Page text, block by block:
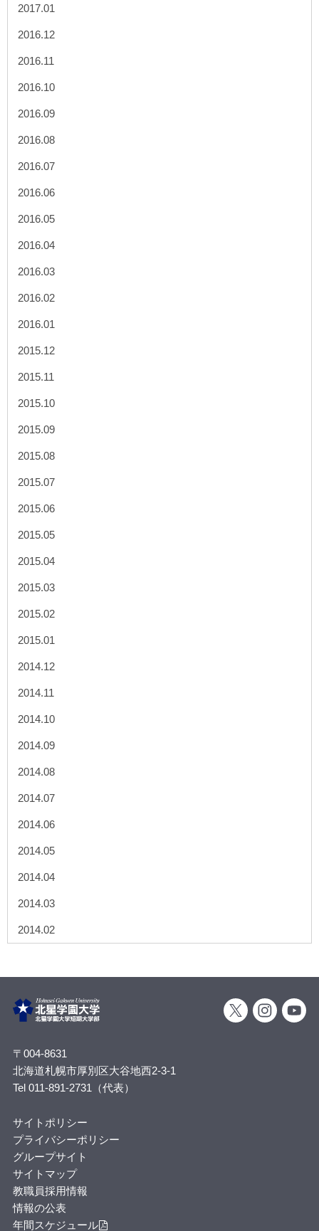
2017.01
2016.12
2016.11
2016.10
2016.09
2016.08
2016.07
2016.06
2016.05
2016.04
2016.03
2016.02
2016.01
2015.12
2015.11
2015.10
2015.09
2015.08
2015.07
2015.06
2015.05
2015.04
2015.03
2015.02
2015.01
2014.12
2014.11
2014.10
2014.09
2014.08
2014.07
2014.06
2014.05
2014.04
2014.03
2014.02
〒004-8631
北海道札幌市厚別区大谷地西2-3-1
Tel 011-891-2731（代表）
サイトポリシー
プライバシーポリシー
グループサイト
サイトマップ
教職員採用情報
情報の公表
年間スケジュール